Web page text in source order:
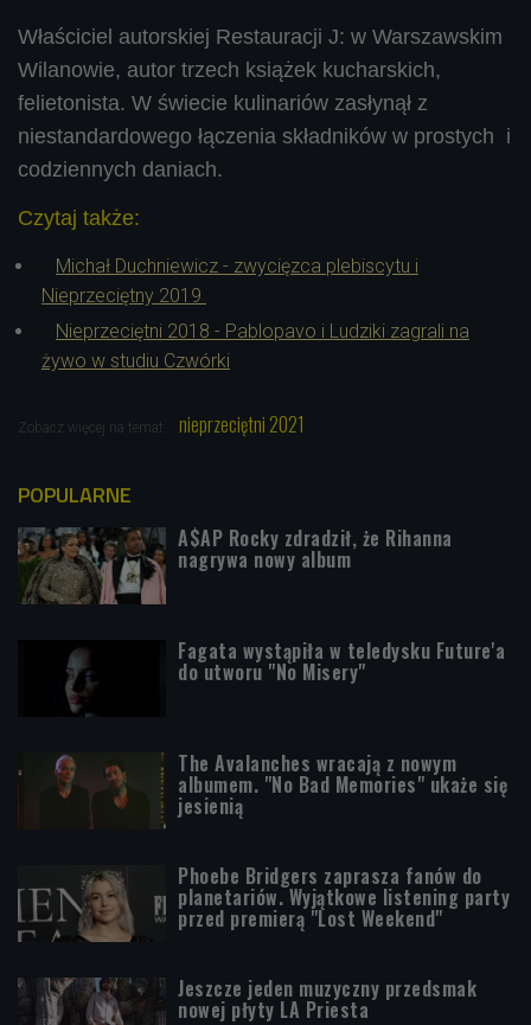
Właściciel autorskiej Restauracji J: w Warszawskim
Wilanowie, autor trzech książek kucharskich,
felietonista. W świecie kulinariów zasłynął z
niestandardowego łączenia składników w prostych i
codziennych daniach.
Czytaj także:
Michał Duchniewicz - zwycięzca plebiscytu i
Nieprzeciętny 2019
Nieprzeciętni 2018 - Pablopavo i Ludziki zagrali na
żywo w studiu Czwórki
Zobacz więcej na temat: nieprzeciętni 2021
POPULARNE
A$AP Rocky zdradził, że Rihanna
nagrywa nowy album
Fagata wystąpiła w teledysku Future'a
do utworu "No Misery"
The Avalanches wracają z nowym
albumem. "No Bad Memories" ukaże się
jesienią
Phoebe Bridgers zaprasza fanów do
planetariów. Wyjątkowe listening party
przed premierą "Lost Weekend"
Jeszcze jeden muzyczny przedsmak
nowej płyty LA Priesta